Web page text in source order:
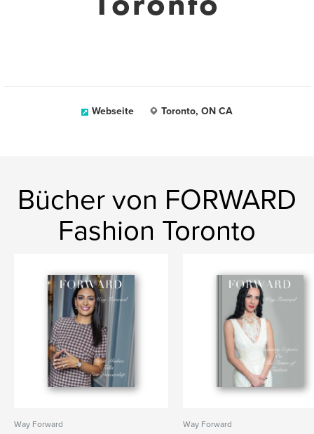
Webseite Toronto, ON CA
Bücher von FORWARD
Fashion Toronto
Way Forward Way Forward